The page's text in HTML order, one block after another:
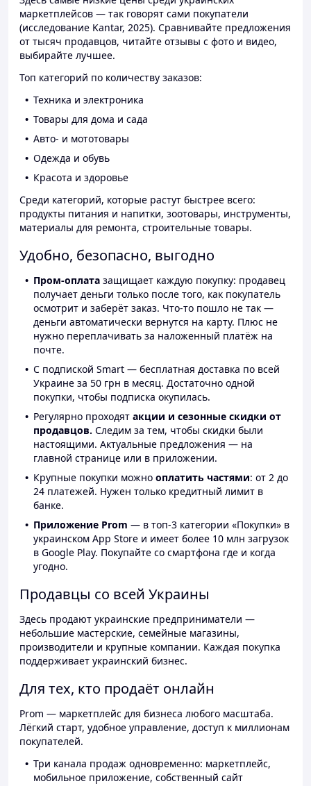
маркетплейсов — так говорят сами покупатели
(исследование Kantar, 2025). Сравнивайте предложения
от тысяч продавцов, читайте отзывы с фото и видео,
выбирайте лучшее.
Топ категорий по количеству заказов:
Техника и электроника
Товары для дома и сада
Авто- и мототовары
Одежда и обувь
Красота и здоровье
Среди категорий, которые растут быстрее всего:
продукты питания и напитки, зоотовары, инструменты,
материалы для ремонта, строительные товары.
Удобно, безопасно, выгодно
Пром-оплата защищает каждую покупку: продавец
получает деньги только после того, как покупатель
осмотрит и заберёт заказ. Что-то пошло не так —
деньги автоматически вернутся на карту. Плюс не
нужно переплачивать за наложенный платёж на
почте.
С подпиской Smart — бесплатная доставка по всей
Украине за 50 грн в месяц. Достаточно одной
покупки, чтобы подписка окупилась.
Регулярно проходят акции и сезонные скидки от
продавцов. Следим за тем, чтобы скидки были
настоящими. Актуальные предложения — на
главной странице или в приложении.
Крупные покупки можно оплатить частями: от 2 до
24 платежей. Нужен только кредитный лимит в
банке.
Приложение Prom — в топ-3 категории «Покупки» в
украинском App Store и имеет более 10 млн загрузок
в Google Play. Покупайте со смартфона где и когда
угодно.
Продавцы со всей Украины
Здесь продают украинские предприниматели —
небольшие мастерские, семейные магазины,
производители и крупные компании. Каждая покупка
поддерживает украинский бизнес.
Для тех, кто продаёт онлайн
Prom — маркетплейс для бизнеса любого масштаба.
Лёгкий старт, удобное управление, доступ к миллионам
покупателей.
Три канала продаж одновременно: маркетплейс,
мобильное приложение, собственный сайт